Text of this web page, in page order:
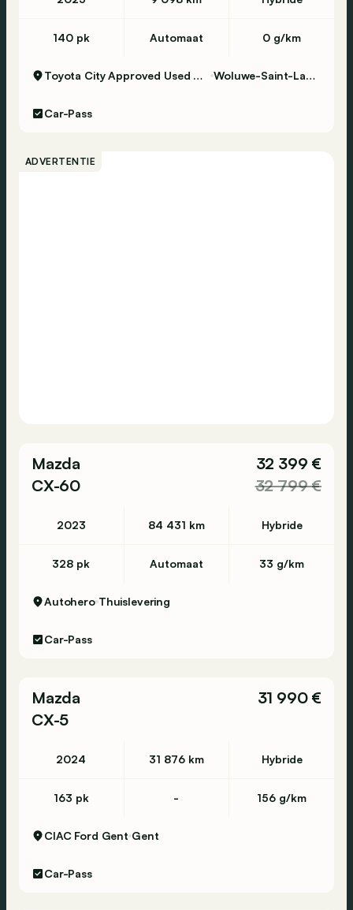
140 pk Automaat 0 g/km
Toyota City Approved Used Woluwe Woluwe-Saint-Lambert
Car-Pass
ADVERTENTIE
Mazda
CX-60
32 399 €
32 799 €
2023 84 431 km Hybride
328 pk Automaat 33 g/km
Autohero Thuislevering
Car-Pass
Mazda
CX-5
31 990 €
2024 31 876 km Hybride
163 pk - 156 g/km
CIAC Ford Gent Gent
Car-Pass